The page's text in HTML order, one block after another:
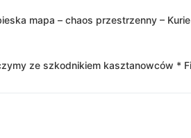
mapa – chaos przestrzenny –
ze szkodnikiem kasztanowców *